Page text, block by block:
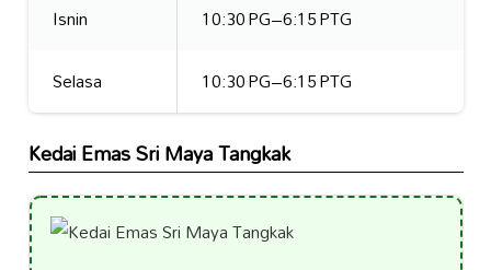
Isnin
10:30 PG–6:15 PTG
Selasa
10:30 PG–6:15 PTG
Kedai Emas Sri Maya Tangkak